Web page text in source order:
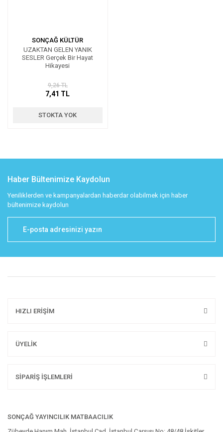
SONÇAĞ KÜLTÜR
UZAKTAN GELEN YANIK
SESLER Gerçek Bir Hayat
Hikayesi
9,26 TL
7,41 TL
STOKTA YOK
Haber Bültenimize Kaydolun
Yeniliklerden ve kampanyalardan haberdar olabilmek için haber
bültenimize kaydolun
HIZLI ERİŞİM
ÜYELİK
SİPARİŞ İŞLEMLERİ
SONÇAĞ YAYINCILIK MATBAACILIK